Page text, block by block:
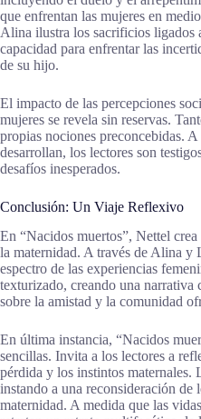
que enfrentan las mujeres en
Alina ilustra los sacrificios ligados
capacidad para enfrentar las
de su hijo.
El impacto de las percepciones
mujeres se revela sin reservas.
propias nociones preconcebidas.
desarrollan, los lectores son
desafíos inesperados.
Conclusión: Un Viaje Reflexivo
En “Nacidos muertos”, Nettel
la maternidad. A través de Alina y
espectro de las experiencias
texturizado, creando una narrativa
sobre la amistad y la comunidad
En última instancia, “Nacidos
sencillas. Invita a los lectores a
pérdida y los instintos maternales.
instando a una reconsideración de
maternidad. A medida que las